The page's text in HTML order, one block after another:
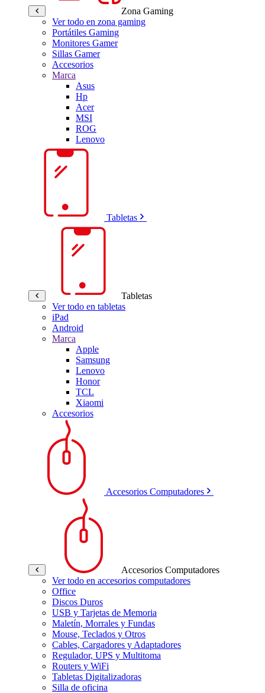
Zona Gaming
Ver todo en zona gaming
Portátiles Gaming
Monitores Gamer
Sillas Gamer
Accesorios
Marca
Asus
Hp
Acer
MSI
ROG
Lenovo
Tabletas
Tabletas
Ver todo en tabletas
iPad
Android
Marca
Apple
Samsung
Lenovo
Honor
TCL
Xiaomi
Accesorios
Accesorios Computadores
Accesorios Computadores
Ver todo en accesorios computadores
Office
Discos Duros
USB y Tarjetas de Memoria
Maletín, Morrales y Fundas
Mouse, Teclados y Otros
Cables, Cargadores y Adaptadores
Regulador, UPS y Multitoma
Routers y WiFi
Tabletas Digitalizadoras
Silla de oficina